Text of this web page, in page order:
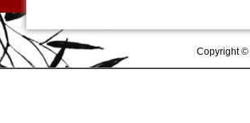
Copyright ©